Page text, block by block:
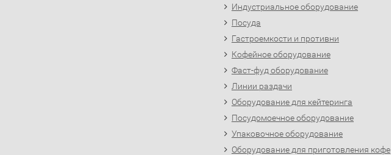
Индустриальное оборудование
Посуда
Гастроемкости и противни
Кофейное оборудование
Фаст-фуд оборудование
Линии раздачи
Оборудование для кейтеринга
Посудомоечное оборудование
Упаковочное оборудование
Оборудование для приготовления кофе